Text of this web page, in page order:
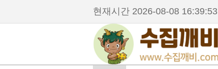
현재시간 2026-08-08 16:39:53